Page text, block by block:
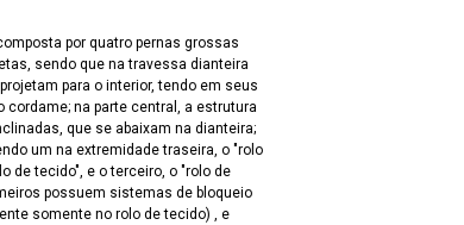
por quatro pernas grossas
sendo que na travessa dianteira
para o interior, tendo em seus
na parte central, a estrutura
que se abaixam na dianteira;
um na extremidade traseira, o "rolo
de tecido", e o terceiro, o "rolo de
somente no rolo de tecido) , e